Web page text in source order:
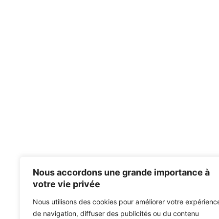
Nous accordons une grande importance à
votre vie privée
Nous utilisons des cookies pour améliorer votre
de navigation, diffuser des publicités ou du contenu